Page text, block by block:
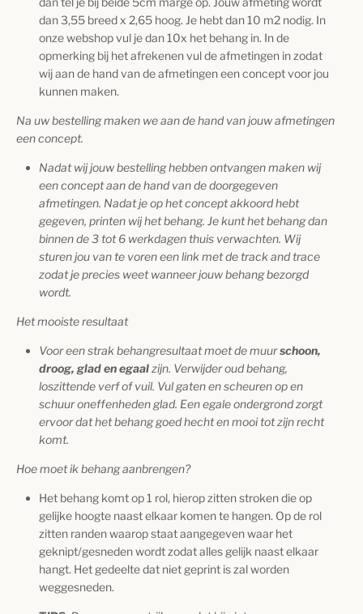
dan 3,55 breed x 2,65 hoog. Je hebt dan 10 m2 nodig. In
onze webshop vul je dan 10x het behang in. In de
opmerking bij het afrekenen vul de afmetingen in zodat
wij aan de hand van de afmetingen een concept voor jou
kunnen maken.
Na uw bestelling maken we aan de hand van jouw afmetingen
een concept.
Nadat wij jouw bestelling hebben ontvangen maken wij
een concept aan de hand van de doorgegeven
afmetingen. Nadat je op het concept akkoord hebt
gegeven, printen wij het behang. Je kunt het behang dan
binnen de 3 tot 6 werkdagen thuis verwachten. Wij
sturen jou van te voren een link met de track and trace
zodat je precies weet wanneer jouw behang bezorgd
wordt.
Het mooiste resultaat
Voor een strak behangresultaat moet de muurschoon,
droog, glad en egaalzijn. Verwijder oud behang,
loszittende verf of vuil. Vul gaten en scheuren op en
schuur oneffenheden glad. Een egale ondergrond zorgt
ervoor dat het behang goed hecht en mooi tot zijn recht
komt.
Hoe moet ik behang aanbrengen?
Het behang komt op 1 rol, hierop zitten stroken die op
gelijke hoogte naast elkaar komen te hangen. Op de rol
zitten randen waarop staat aangegeven waar het
geknipt/gesneden wordt zodat alles gelijk naast elkaar
hangt. Het gedeelte dat niet geprint is zal worden
weggesneden.